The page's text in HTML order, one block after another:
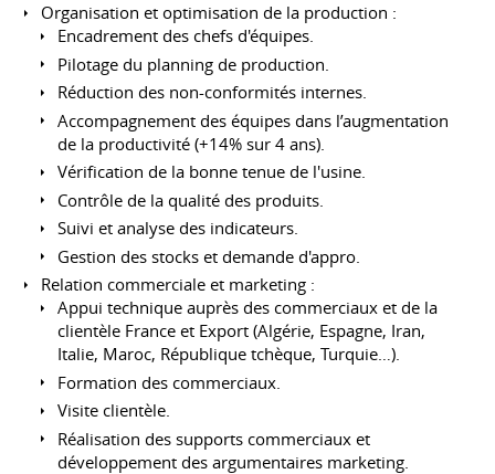
Organisation et optimisation de la production :
Encadrement des chefs d'équipes.
Pilotage du planning de production.
Réduction des non-conformités internes.
Accompagnement des équipes dans l’augmentation
de la productivité (+14% sur 4 ans).
Vérification de la bonne tenue de l'usine.
Contrôle de la qualité des produits.
Suivi et analyse des indicateurs.
Gestion des stocks et demande d'appro.
Relation commerciale et marketing :
Appui technique auprès des commerciaux et de la
clientèle France et Export (Algérie, Espagne, Iran,
Italie, Maroc, République tchèque, Turquie…).
Formation des commerciaux.
Visite clientèle.
Réalisation des supports commerciaux et
développement des argumentaires marketing.